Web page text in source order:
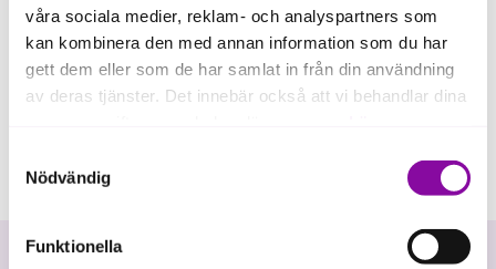
våra sociala medier, reklam- och analyspartners som
kan kombinera den med annan information som du har
gett dem eller som de har samlat in från din användning
av deras tjänster. Det innebär också att vi behandlar dina
Om du klickar på avvisa kommer användning av kakor
eller delning av information enligt ovan, inte att ske,
förutom för kakor som är nödvändiga för att hemsidan
ska fungera se mer under inställningar.
Nödvändig
Funktionella